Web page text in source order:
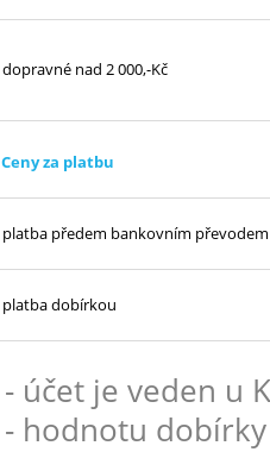
dopravné nad 2 000,-Kč
Ceny za platbu
platba předem bankovním převodem
platba dobírkou
- účet je veden u
- hodnotu